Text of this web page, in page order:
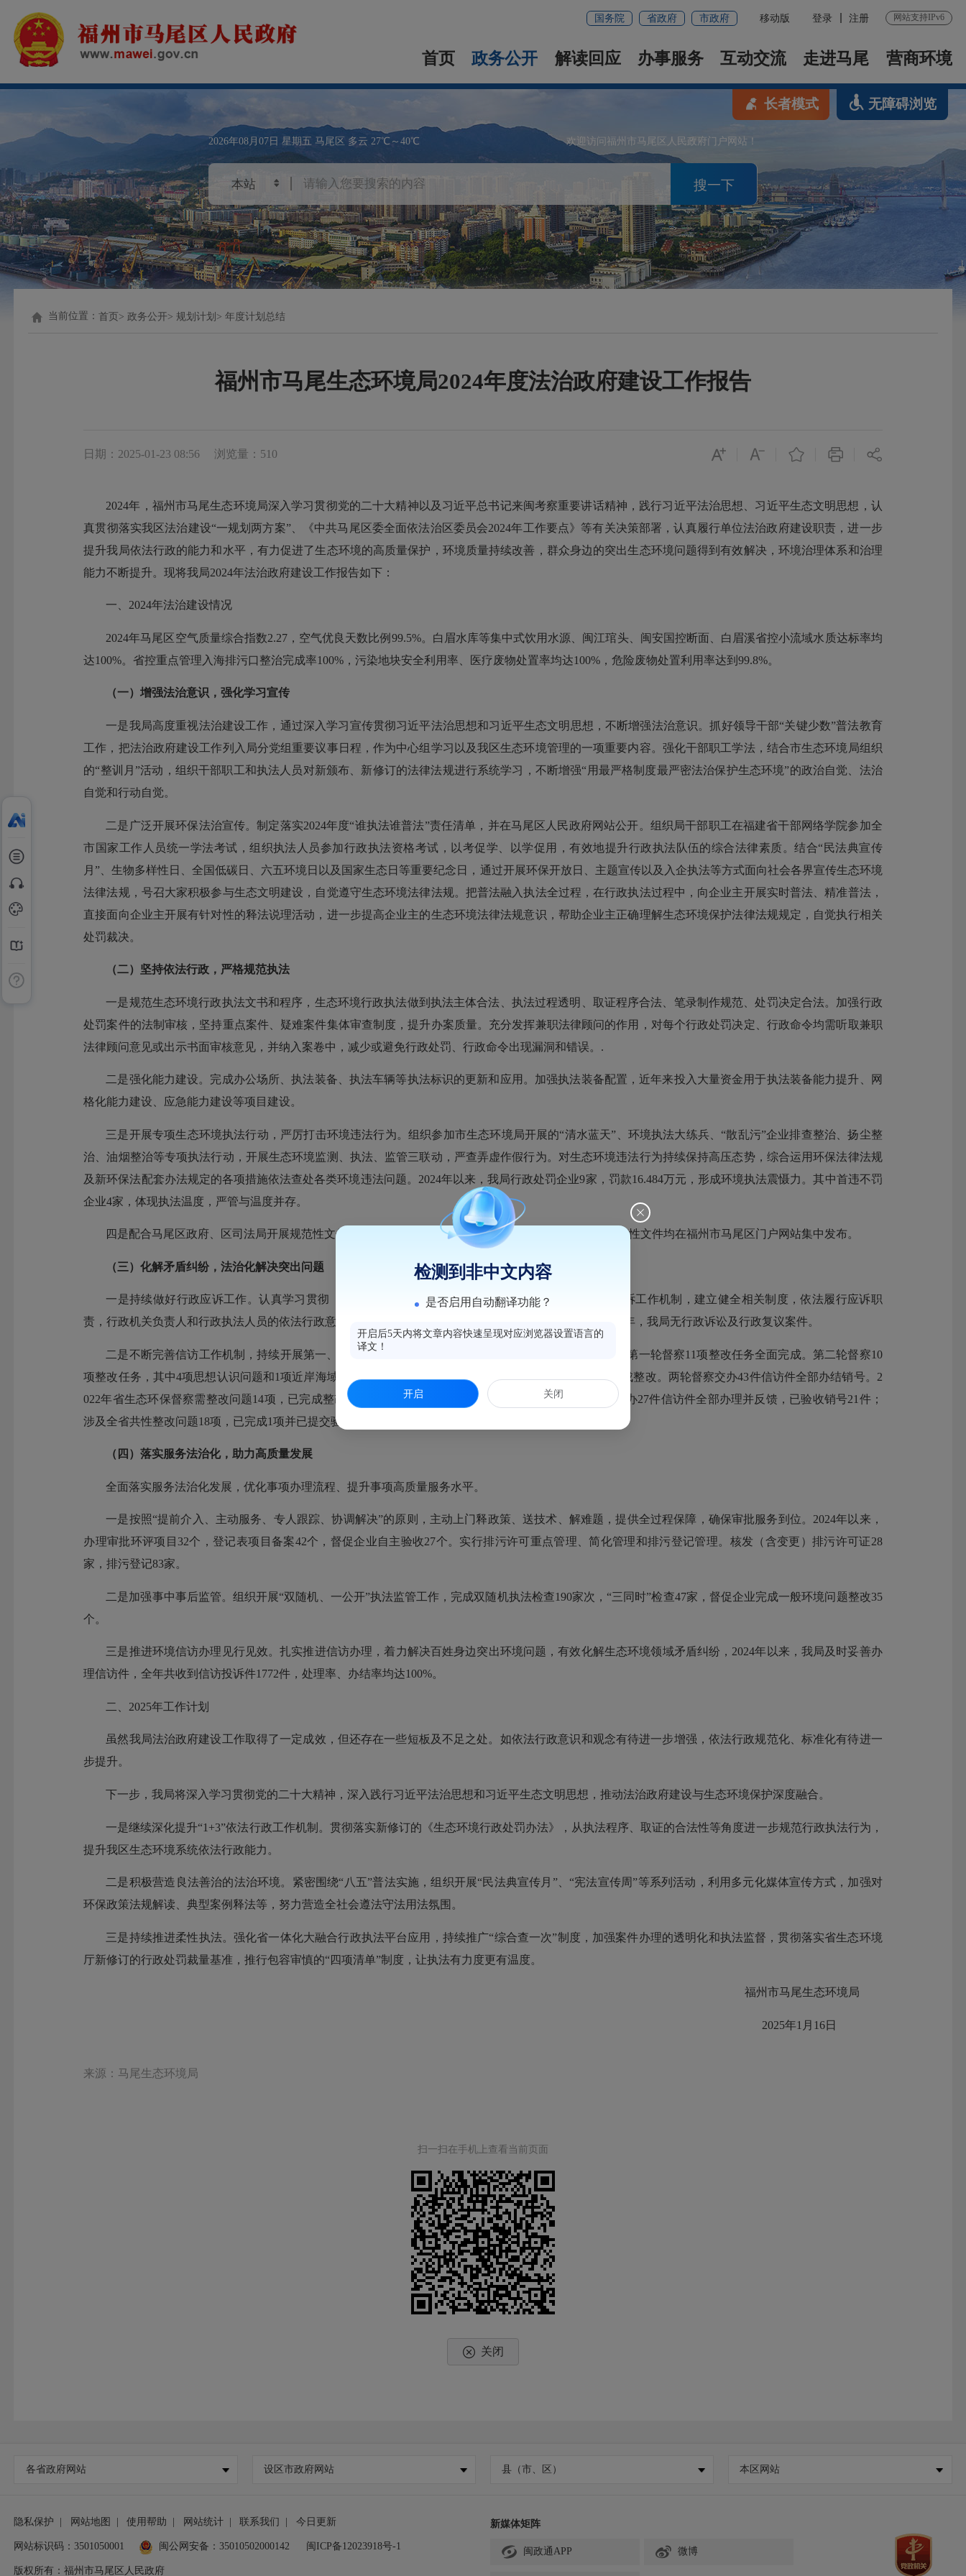
国务院 省政府 市政府 移动版 登录 注册 网站支持IPv6
首页 政务公开 解读回应 办事服务 互动交流 走进马尾 营商环境
2026年08月07日 星期五 马尾区 多云 27℃～40℃ 欢迎访问福州市马尾区人民政府门户网站！
搜一下
长者模式 无障碍浏览
当前位置：首页 政务公开 规划计划 年度计划总结
福州市马尾生态环境局2024年度法治政府建设工作报告
日期：2025-01-23 08:56 浏览量：510
2024年，福州市马尾生态环境局深入学习贯彻党的二十大精神以及习近平总书记来闽考察重要讲话精神，践行习近平法治思想、习近平生态文明思想，认
真贯彻落实我区法治建设“一规划两方案”、《中共马尾区委全面依法治区委员会2024年工作要点》等有关决策部署，认真履行单位法治政府建设职责，进一步
提升我局依法行政的能力和水平，有力促进了生态环境的高质量保护，环境质量持续改善，群众身边的突出生态环境问题得到有效解决，环境治理体系和治理
能力不断提升。现将我局2024年法治政府建设工作报告如下：
一、2024年法治建设情况
2024年马尾区空气质量综合指数2.27，空气优良天数比例99.5%。白眉水库等集中式饮用水源、闽江琯头、闽安国控断面、白眉溪省控小流域水质达标率均
达100%。省控重点管理入海排污口整治完成率100%，污染地块安全利用率、医疗废物处置率均达100%，危险废物处置利用率达到99.8%。
（一）增强法治意识，强化学习宣传
一是我局高度重视法治建设工作，通过深入学习宣传贯彻习近平法治思想和习近平生态文明思想，不断增强法治意识。抓好领导干部“关键少数”普法教育
工作，把法治政府建设工作列入局分党组重要议事日程，作为中心组学习以及我区生态环境管理的一项重要内容。强化干部职工学法，结合市生态环境局组织
的“整训月”活动，组织干部职工和执法人员对新颁布、新修订的法律法规进行系统学习，不断增强“用最严格制度最严密法治保护生态环境”的政治自觉、法治
自觉和行动自觉。
二是广泛开展环保法治宣传。制定落实2024年度“谁执法谁普法”责任清单，并在马尾区人民政府网站公开。组织局干部职工在福建省干部网络学院参加全
市国家工作人员统一学法考试，组织执法人员参加行政执法资格考试，以考促学、以学促用，有效地提升行政执法队伍的综合法律素质。结合“民法典宣传
月”、生物多样性日、全国低碳日、六五环境日以及国家生态日等重要纪念日，通过开展环保开放日、主题宣传以及入企执法等方式面向社会各界宣传生态环境
法律法规，号召大家积极参与生态文明建设，自觉遵守生态环境法律法规。把普法融入执法全过程，在行政执法过程中，向企业主开展实时普法、精准普法，
直接面向企业主开展有针对性的释法说理活动，进一步提高企业主的生态环境法律法规意识，帮助企业主正确理解生态环境保护法律法规规定，自觉执行相关
处罚裁决。
（二）坚持依法行政，严格规范执法
一是规范生态环境行政执法文书和程序，生态环境行政执法做到执法主体合法、执法过程透明、取证程序合法、笔录制作规范、处罚决定合法。加强行政
处罚案件的法制审核，坚持重点案件、疑难案件集体审查制度，提升办案质量。充分发挥兼职法律顾问的作用，对每个行政处罚决定、行政命令均需听取兼职
法律顾问意见或出示书面审核意见，并纳入案卷中，减少或避免行政处罚、行政命令出现漏洞和错误。.
二是强化能力建设。完成办公场所、执法装备、执法车辆等执法标识的更新和应用。加强执法装备配置，近年来投入大量资金用于执法装备能力提升、网
格化能力建设、应急能力建设等项目建设。
三是开展专项生态环境执法行动，严厉打击环境违法行为。组织参加市生态环境局开展的“清水蓝天”、环境执法大练兵、“散乱污”企业排查整治、扬尘整
治、油烟整治等专项执法行动，开展生态环境监测、执法、监管三联动，严查弄虚作假行为。对生态环境违法行为持续保持高压态势，综合运用环保法律法规
及新环保法配套办法规定的各项措施依法查处各类环境违法问题。2024年以来，我局行政处罚企业9家，罚款16.484万元，形成环境执法震慑力。其中首违不罚
企业4家，体现执法温度，严管与温度并存。
四是配合马尾区政府、区司法局开展规范性文件的认定、评估清理等工作，我局现行有效的3份行政规范性文件均在福州市马尾区门户网站集中发布。
（三）化解矛盾纠纷，法治化解决突出问题
一是持续做好行政应诉工作。认真学习贯彻《中华人民共和国行政诉讼法》的规定，积极创新行政应诉工作机制，建立健全相关制度，依法履行应诉职
责，行政机关负责人和行政执法人员的依法行政意识进一步增强。落实行政诉讼案件统计和备案工作。2024年，我局无行政诉讼及行政复议案件。
二是不断完善信访工作机制，持续开展第一、二轮中央环保督察问题“回头看”，确保整改到位不反弹。第一轮督察11项整改任务全面完成。第二轮督察10
项整改任务，其中4项思想认识问题和1项近岸海域污染防治问题，立整立改，长期坚持，其余5项任务已完成整改。两轮督察交办43件信访件全部办结销号。2
022年省生态环保督察需整改问题14项，已完成整改9项，5项达到序时进度。2023年第三轮中央环保督察交办27件信访件全部办理并反馈，已验收销号21件；
涉及全省共性整改问题18项，已完成1项并已提交验收申请，其余17项均按序时推进。
（四）落实服务法治化，助力高质量发展
全面落实服务法治化发展，优化事项办理流程、提升事项高质量服务水平。
一是按照“提前介入、主动服务、专人跟踪、协调解决”的原则，主动上门释政策、送技术、解难题，提供全过程保障，确保审批服务到位。2024年以来，
办理审批环评项目32个，登记表项目备案42个，督促企业自主验收27个。实行排污许可重点管理、简化管理和排污登记管理。核发（含变更）排污许可证28
家，排污登记83家。
二是加强事中事后监管。组织开展“双随机、一公开”执法监管工作，完成双随机执法检查190家次，“三同时”检查47家，督促企业完成一般环境问题整改35
个。
三是推进环境信访办理见行见效。扎实推进信访办理，着力解决百姓身边突出环境问题，有效化解生态环境领域矛盾纠纷，2024年以来，我局及时妥善办
理信访件，全年共收到信访投诉件1772件，处理率、办结率均达100%。
二、2025年工作计划
虽然我局法治政府建设工作取得了一定成效，但还存在一些短板及不足之处。如依法行政意识和观念有待进一步增强，依法行政规范化、标准化有待进一
步提升。
下一步，我局将深入学习贯彻党的二十大精神，深入践行习近平法治思想和习近平生态文明思想，推动法治政府建设与生态环境保护深度融合。
一是继续深化提升“1+3”依法行政工作机制。贯彻落实新修订的《生态环境行政处罚办法》，从执法程序、取证的合法性等角度进一步规范行政执法行为，
提升我区生态环境系统依法行政能力。
二是积极营造良法善治的法治环境。紧密围绕“八五”普法实施，组织开展“民法典宣传月”、“宪法宣传周”等系列活动，利用多元化媒体宣传方式，加强对
环保政策法规解读、典型案例释法等，努力营造全社会遵法守法用法氛围。
三是持续推进柔性执法。强化省一体化大融合行政执法平台应用，持续推广“综合查一次”制度，加强案件办理的透明化和执法监督，贯彻落实省生态环境
厅新修订的行政处罚裁量基准，推行包容审慎的“四项清单”制度，让执法有力度更有温度。
福州市马尾生态环境局
2025年1月16日
来源：马尾生态环境局
扫一扫在手机上查看当前页面
关闭
各省政府网站 设区市政府网站 县（市、区） 本区网站
隐私保护 网站地图 使用帮助 网站统计 联系我们 今日更新
网站标识码：3501050001 闽公网安备：35010502000142 闽ICP备12023918号-1
版权所有：福州市马尾区人民政府
新媒体矩阵
闽政通APP 微博
检测到非中文内容
是否启用自动翻译功能？
开启后5天内将文章内容快速呈现对应浏览器设置语言的
译文！
开启 关闭